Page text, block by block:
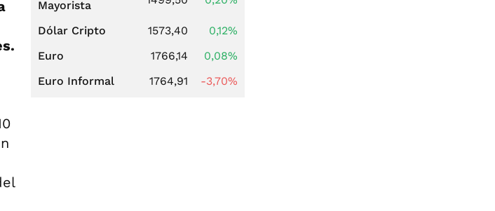
Mayorista
Dólar Cripto 1573,40
0,12%
Euro
1766,14
0,08%
Euro Informal
1764,91 -3,70%